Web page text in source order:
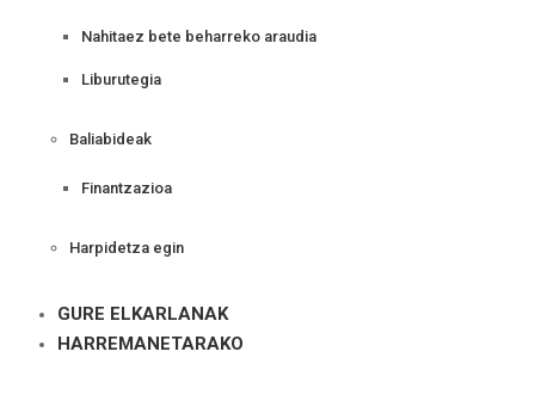
Nahitaez bete beharreko araudia
Liburutegia
Baliabideak
Finantzazioa
Harpidetza egin
GURE ELKARLANAK
HARREMANETARAKO